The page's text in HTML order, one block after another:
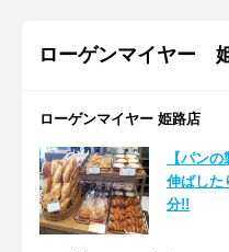
ローゲンマイヤー
ローゲンマイヤー 姫路店
【パン
伸ばし
分!!